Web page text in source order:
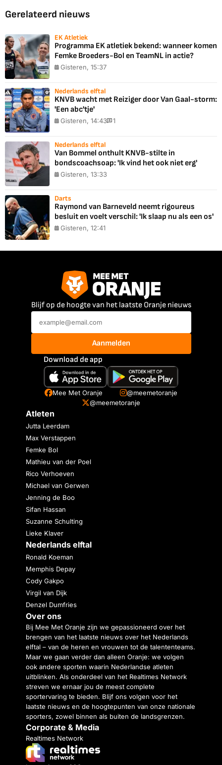
Gerelateerd nieuws
EK Atletiek
Programma EK atletiek bekend: wanneer komen
Femke Broeders-Bol en TeamNL in actie?
Gisteren, 15:37
Nederlands elftal
KNVB wacht met Reiziger door Van Gaal-storm:
'Een abc'tje'
Gisteren, 14:43 1
Nederlands elftal
Van Bommel onthult KNVB-stilte in
bondscoachsoap: 'Ik vind het ook niet erg'
Gisteren, 13:33
Darts
Raymond van Barneveld neemt rigoureus
besluit en voelt verschil: 'Ik slaap nu als een os'
Gisteren, 12:41
Blijf op de hoogte van het laatste Oranje nieuws
Aanmelden
Download de app
Mee Met Oranje
@meemetoranje
@meemetoranje
Atleten
Jutta Leerdam
Max Verstappen
Femke Bol
Mathieu van der Poel
Rico Verhoeven
Michael van Gerwen
Jenning de Boo
Sifan Hassan
Suzanne Schulting
Lieke Klaver
Nederlands elftal
Ronald Koeman
Memphis Depay
Cody Gakpo
Virgil van Dijk
Denzel Dumfries
Over ons
Bij Mee Met Oranje zijn we gepassioneerd over het
brengen van het laatste nieuws over het Nederlands
elftal – van de heren en vrouwen tot de talententeams.
Maar we gaan verder dan alleen Oranje: we volgen
ook andere sporten waarin Nederlandse atleten
uitblinken. Als onderdeel van het Realtimes Network
streven we ernaar jou de meest complete
sportervaring te bieden. Blijf ons volgen voor het
laatste nieuws en de hoogtepunten van onze nationale
sporters, zowel binnen als buiten de landsgrenzen.
Corporate & Media
Realtimes Network